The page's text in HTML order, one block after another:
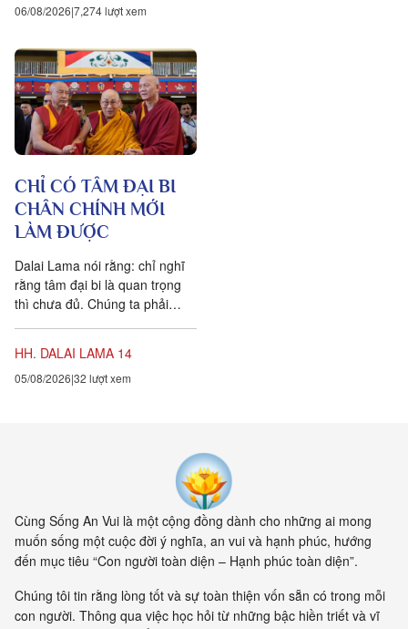
chuyện khoa học đang xuất
thấy toàn bộ vật chất tồn tại
trong một mạng nhằng nhịt các
kết nối. Khía cạnh quan trọng
nhất của sự sống không còn là
vật nữa, mà là mối liên hệ giữa
các vật.
06/08/2026 7,274 lượt xem
CHỈ CÓ TÂM ĐẠI BI
CHÂN CHÍNH MỚI
LÀM ĐƯỢC
Dalai Lama nói rằng: chỉ nghĩ
rằng tâm đại bi là quan trọng
thì chưa đủ. Chúng ta phải
HH. DALAI LAMA 14
05/08/2026 32 lượt xem
Cùng Sống An Vui là một cộng đồng dành cho những ai mong
muốn sống một cuộc đời ý nghĩa, an vui và hạnh phúc, hướng
đến mục tiêu “Con người toàn diện – Hạnh phúc toàn diện”.
Chúng tôi tin rằng lòng tốt và sự toàn thiện vốn sẵn có trong mỗi
con người. Thông qua việc học hỏi từ những bậc hiền triết và vĩ